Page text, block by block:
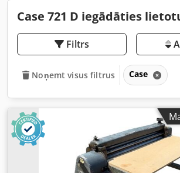
Case 721 D iegādāties
Filtrs
Noņemt visus filtrus Case